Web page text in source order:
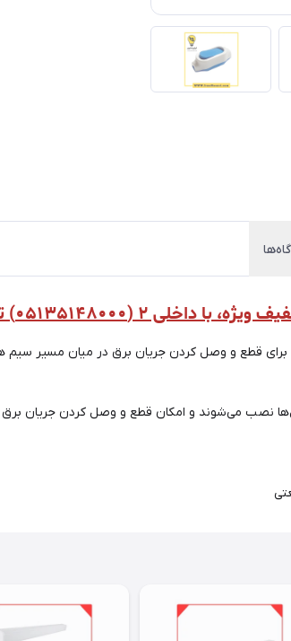
(۰۵۱۳۵۱۴۸۰۰۰) تماس بگیرید.
قطع و وصل کردن جریان برق در میان مسیر سیم
نصب می‌شوند و امکان قطع و وصل کردن جریان